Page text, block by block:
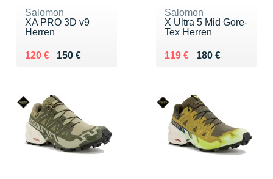
Salomon
XA PRO 3D v9
Herren
150 €
Au lieu de 150 €
120 €
Vendu 120 €
Salomon
X Ultra 5 Mid Gore-
Tex Herren
180 €
Au lieu de 180 €
119 €
Vendu 119 €